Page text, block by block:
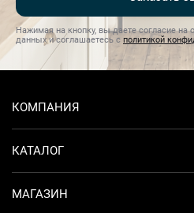
Нажимая на кнопку, вы даете согласие на
данных и соглашаетесь с политикой
КОМПАНИЯ
КАТАЛОГ
МАГАЗИН